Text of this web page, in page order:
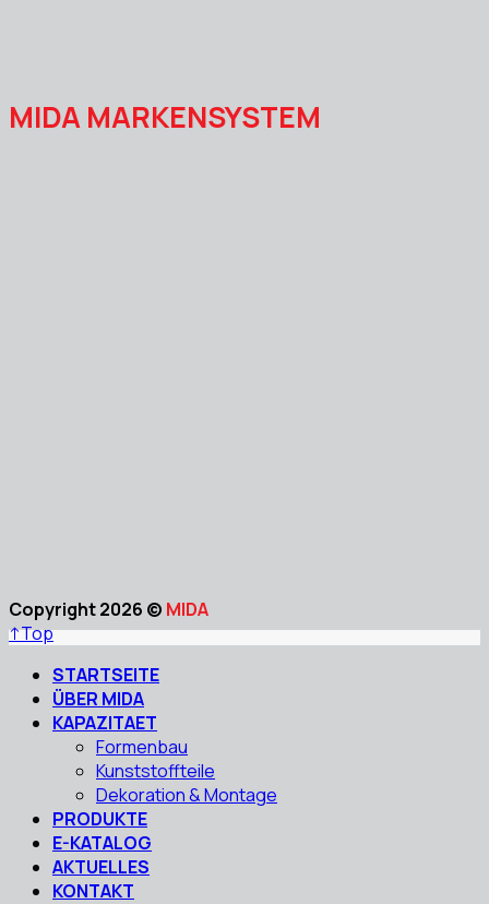
MIDA MARKENSYSTEM
Copyright 2026 © MIDA
↑Top
STARTSEITE
ÜBER MIDA
KAPAZITAET
Formenbau
Kunststoffteile
Dekoration & Montage
PRODUKTE
E-KATALOG
AKTUELLES
KONTAKT